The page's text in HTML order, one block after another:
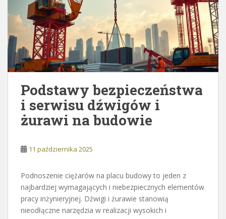
Podstawy bezpieczeństwa
i serwisu dźwigów i
żurawi na budowie
11 października 2025
Podnoszenie ciężarów na placu budowy to jeden z
najbardziej wymagających i niebezpiecznych elementów
pracy inżynieryjnej. Dźwigi i żurawie stanowią
nieodłączne narzędzia w realizacji wysokich i